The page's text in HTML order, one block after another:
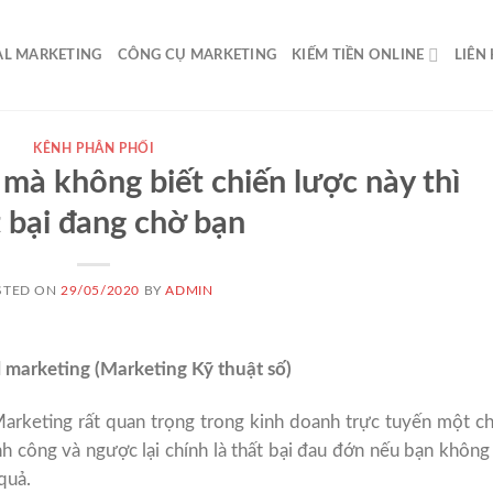
MARKETING CÔNG CỤ MARKETING KIẾM TIỀN ONLINE LIÊN
KÊNH PHÂN PHỐI
không biết chiến lược này thì
đang chờ bạn
ON29/05/2020 BYADMIN
(Marketing Kỹ thuật số)
rất quan trọng trong kinh doanh trực tuyến một
công và ngược lại chính là thất bại đau đớn nếu bạn không